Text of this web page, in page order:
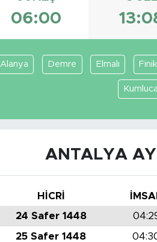
06:00
Alanya Demre Elmalı
Kumluca
ANTALYA
HİCRİ
24 Safer 1448
25 Safer 1448